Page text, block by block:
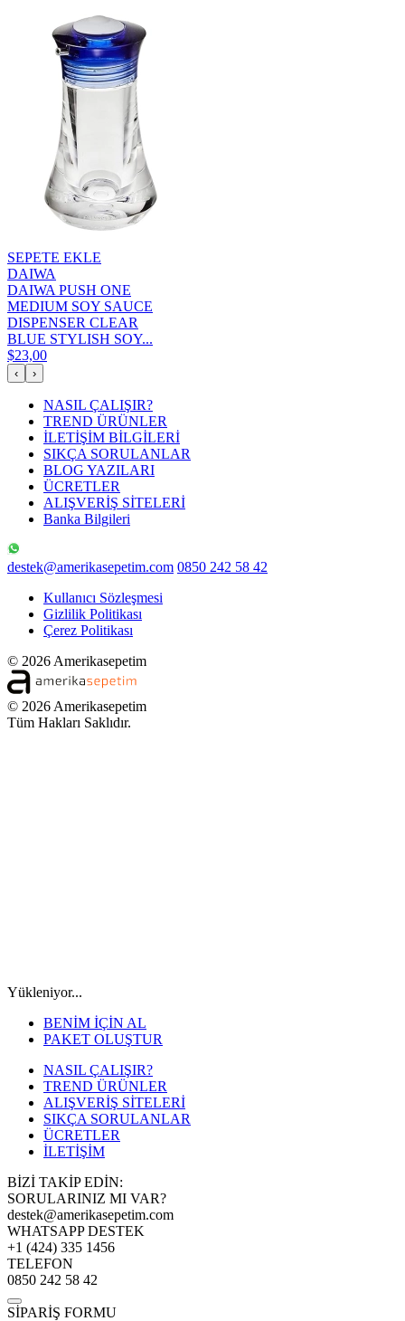
SEPETE EKLE
DAIWA
DAIWA PUSH ONE
MEDIUM SOY SAUCE
DISPENSER CLEAR
BLUE STYLISH SOY...
$23,00
‹ ›
NASIL ÇALIŞIR?
TREND ÜRÜNLER
İLETİŞİM BİLGİLERİ
SIKÇA SORULANLAR
BLOG YAZILARI
ÜCRETLER
ALIŞVERİŞ SİTELERİ
Banka Bilgileri
destek@amerikasepetim.com 0850 242 58 42
Kullanıcı Sözleşmesi
Gizlilik Politikası
Çerez Politikası
© 2026 Amerikasepetim
© 2026 Amerikasepetim
Tüm Hakları Saklıdır.
Yükleniyor...
BENİM İÇİN AL
PAKET OLUŞTUR
NASIL ÇALIŞIR?
TREND ÜRÜNLER
ALIŞVERİŞ SİTELERİ
SIKÇA SORULANLAR
ÜCRETLER
İLETİŞİM
BİZİ TAKİP EDİN:
SORULARINIZ MI VAR?
destek@amerikasepetim.com
WHATSAPP DESTEK
+1 (424) 335 1456
TELEFON
0850 242 58 42
SİPARİŞ FORMU